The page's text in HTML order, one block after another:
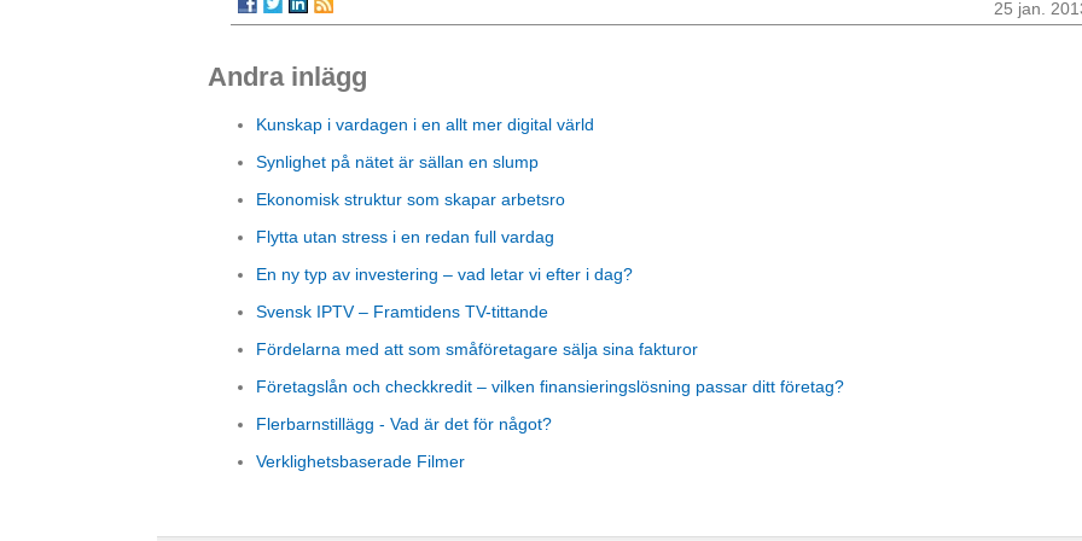
25 jan.
Andra inlägg
Kunskap i vardagen i en allt mer digital värld
Synlighet på nätet är sällan en slump
Ekonomisk struktur som skapar arbetsro
Flytta utan stress i en redan full vardag
En ny typ av investering – vad letar vi efter i dag?
Svensk IPTV – Framtidens TV-tittande
Fördelarna med att som småföretagare sälja sina fakturor
Företagslån och checkkredit – vilken finansieringslösning passar ditt företag?
Flerbarnstillägg - Vad är det för något?
Verklighetsbaserade Filmer